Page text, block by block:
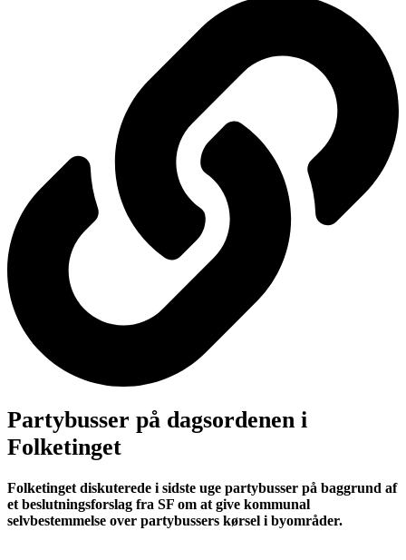
Partybusser på dagsordenen i
Folketinget
Folketinget diskuterede i sidste uge partybusser på baggrund af
et beslutningsforslag fra SF om at give kommunal
selvbestemmelse over partybussers kørsel i byområder.